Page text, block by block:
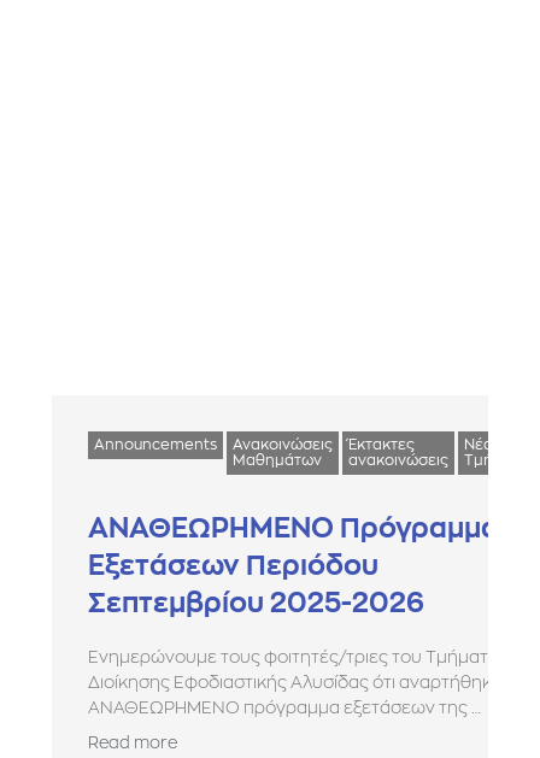
Announcements
Ανακοινώσεις
Μαθημάτων
Έκτακτες
ανακοινώσεις
Νέα
Τμήματος
ΑΝΑΘΕΩΡΗΜΕΝΟ Πρόγραμμα
Εξετάσεων Περιόδου
Σεπτεμβρίου 2025-2026
Ενημερώνουμε τους φοιτητές/τριες του Τμήματος
Διοίκησης Εφοδιαστικής Αλυσίδας ότι αναρτήθηκε το
ΑΝΑΘΕΩΡΗΜΕΝΟ πρόγραμμα εξετάσεων της …
Read more